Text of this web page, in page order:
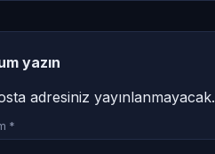
yazın
adresiniz yayınlanmayacak.
*